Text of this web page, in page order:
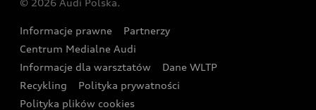
Wyszukaj najbliższego Partnera Audi
Oferta dla przedsiębiorców
Oferta dla klientów prywatnych
Kalkulator rat
Zasięg
Gwarancja
Akcje serwisowe Audi
Katalog online akcesoriów
Audi i Muzeum Sztuki Nowoczesnej w Warszawie
Audi driving experience
Audi quattro Cup
© 2026 Audi Polska.
Informacje prawne
Partnerzy
Centrum Medialne Audi
Informacje dla warsztatów
Dane WLTP
Recykling
Polityka prywatności
Polityka plików cookies